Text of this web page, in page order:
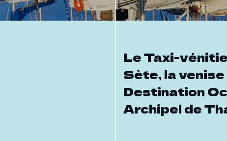
Le Taxi-
Sète, la
Destination
Archipel de